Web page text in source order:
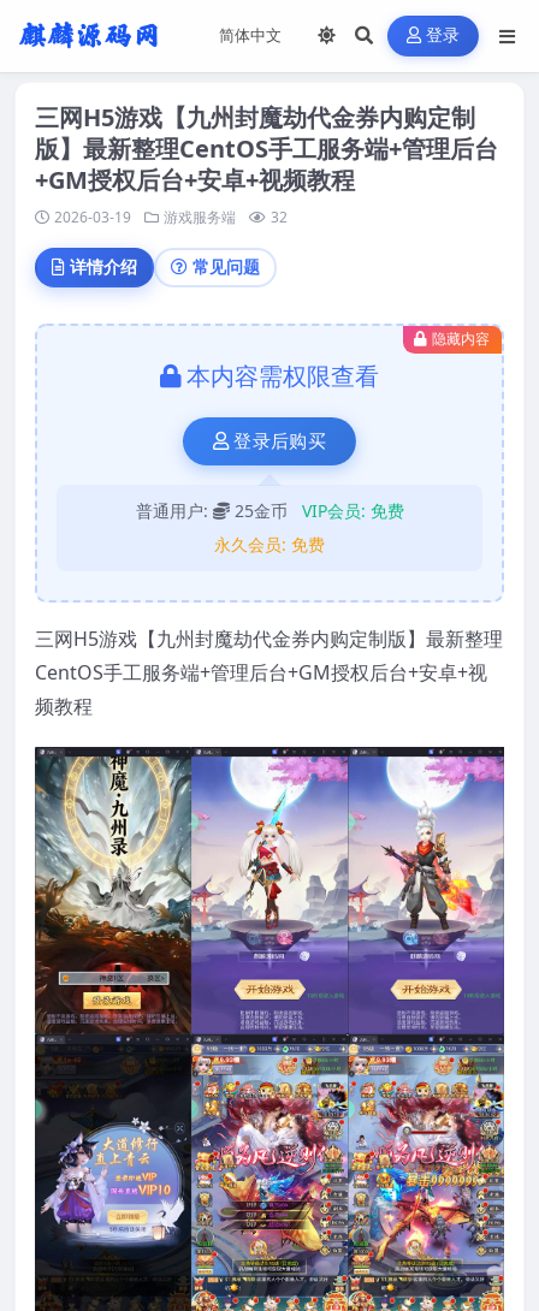
登录
三网H5游戏【九州封魔劫代金券内购定制
版】最新整理CentOS手工服务端+管理后台
+GM授权后台+安卓+视频教程
2026-03-19 游戏服务端 32
详情介绍 常见问题
隐藏内容
本内容需权限查看
登录后购买
普通用户: 25金币 VIP会员: 免费
永久会员: 免费
三网H5游戏【九州封魔劫代金券内购定制版】最新整理
CentOS手工服务端+管理后台+GM授权后台+安卓+视
频教程